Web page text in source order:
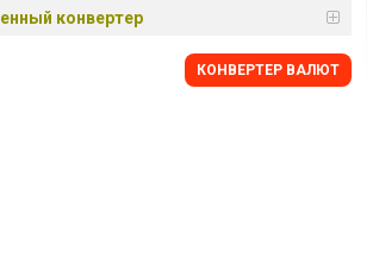
конвертер
КОНВЕРТЕР ВАЛЮТ